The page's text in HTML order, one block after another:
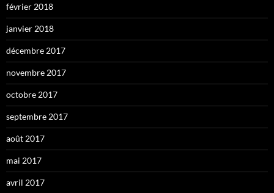
février 2018
janvier 2018
décembre 2017
novembre 2017
octobre 2017
septembre 2017
août 2017
mai 2017
avril 2017